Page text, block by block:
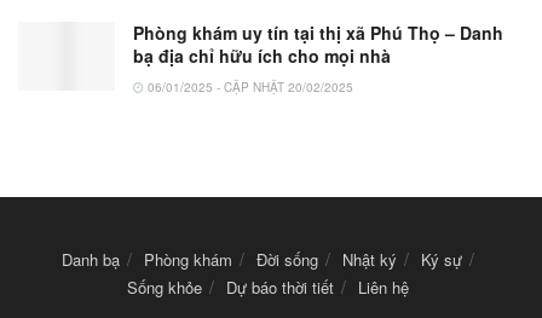
Phòng khám uy tín tại thị xã Phú Thọ – Danh
bạ địa chỉ hữu ích cho mọi nhà
06/01/2025 - CẬP NHẬT 20/02/2025
Danh bạ Phòng khám Đời sống Nhật ký
Ký sự
Sống khỏe
Dự báo thời tiết Liên hệ